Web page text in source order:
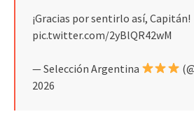
¡Gracias por sentirlo así, Capitán!
pic.twitter.com/2yBlQR42wM
— Selección Argentina
2026